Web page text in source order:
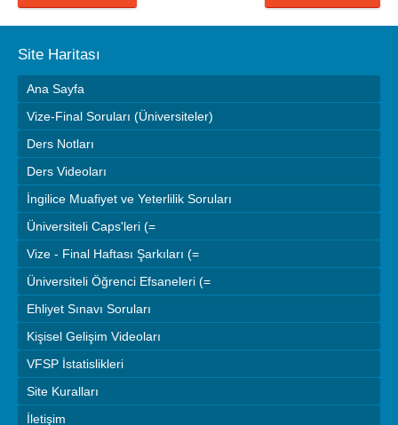
Site Haritası
Ana Sayfa
Vize-Final Soruları (Üniversiteler)
Ders Notları
Ders Videoları
İngilice Muafiyet ve Yeterlilik Soruları
Üniversiteli Caps'leri (=
Vize - Final Haftası Şarkıları (=
Üniversiteli Öğrenci Efsaneleri (=
Ehliyet Sınavı Soruları
Kişisel Gelişim Videoları
VFSP İstatislikleri
Site Kuralları
İletişim